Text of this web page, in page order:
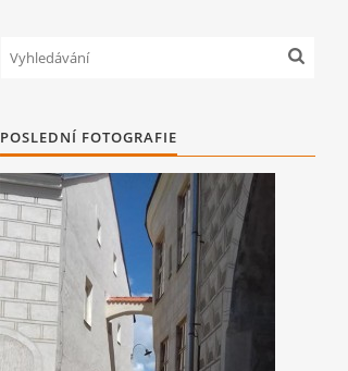
POSLEDNÍ FOTOGRAFIE